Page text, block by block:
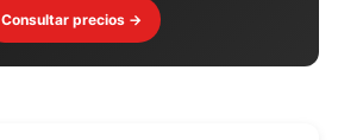
Consultar precios →